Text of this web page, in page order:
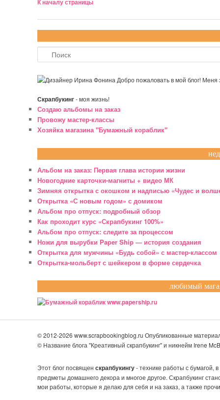
К началу страницы
Поиск
Добро пожаловать в мой блог! Меня
Скрапбукинг- моя жизнь!
Создаю альбомы на заказ
Провожу мастер-классы
Хозяйка магазина "Бумажный кораблик"
Альбом на заказ: Первая глава истории жизни
Новогодние карточки-магниты + видео МК
Зимняя открытка с окошком и надписью «Чудес и
Открытка «С новым годом» с домиком
Альбом про отпуск: подробный обзор
Как проходит курс «Скрапбукинг 100%»
Альбом про отпуск: следите за процессом
Ножи для вырубки Paper Ship — история создания
Открытка для мужчины «Будь собой» с мастер-классом
Открытка-мольберт с шейкером в форме сердечка
любимый
© 2012-2026 www.scrapbookingblog.ru Опубликованные
© Название блога "Креативный скрапбукинг" и никнейм Irene
Этот блог посвящен скрапбукингу- технике работы с бумагой,
предметы домашнего декора и многое другое. Скрапбукинг
мои работы, которые я делаю для себя и на заказ, а также